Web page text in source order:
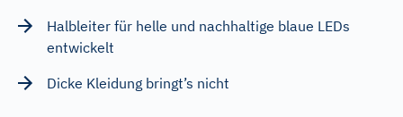
Halbleiter für helle und nachhaltige blaue LEDs
entwickelt
Dicke Kleidung bringt’s nicht